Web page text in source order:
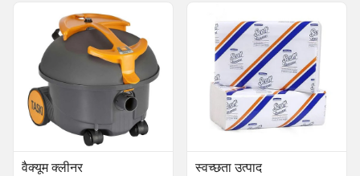
वैक्यूम क्लीनर स्वच्छता उत्पाद